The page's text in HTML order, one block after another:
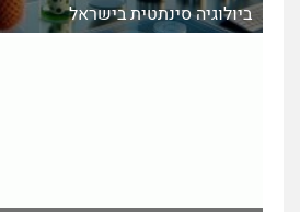
ביולוגיה סינתטית בישראל